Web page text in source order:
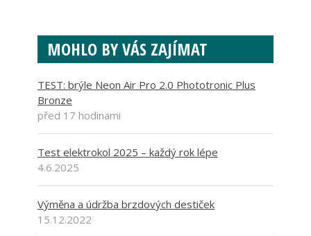
MOHLO BY VÁS ZAJÍMAT
TEST: brýle Neon Air Pro 2.0 Phototronic Plus
Bronze
před 17 hodinami
Test elektrokol 2025 – každý rok lépe
4.6.2025
Výměna a údržba brzdových destiček
15.12.2022